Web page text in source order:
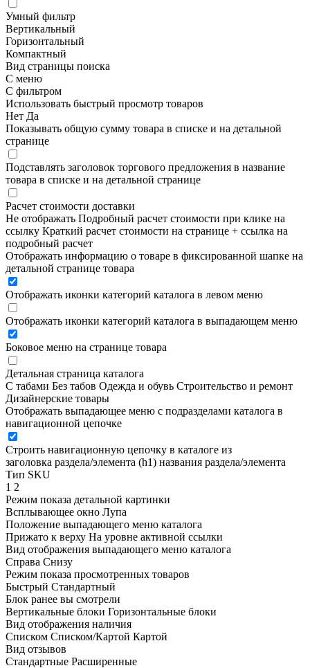
Умный фильтр
Вертикальный
Горизонтальный
Компактный
Вид страницы поиска
С меню
С фильтром
Использовать быстрый просмотр товаров
Нет Да
Показывать общую сумму товара в списке и на детальной
странице
Подставлять заголовок торгового предложения в название
товара в списке и на детальной странице
Расчет стоимости доставки
Не отображать Подробный расчет стоимости при клике на
ссылку Краткий расчет стоимости на странице + ссылка на
подробный расчет
Отображать информацию о товаре в фиксированной шапке на
детальной странице товара
Отображать иконки категорий каталога в левом меню
Отображать иконки категорий каталога в выпадающем меню
Боковое меню на странице товара
Детальная страница каталога
С табами Без табов Одежда и обувь Строительство и ремонт
Дизайнерские товары
Отображать выпадающее меню с подразделами каталога в
навигационной цепочке
Строить навигационную цепочку в каталоге из
заголовка раздела/элемента (h1) названия раздела/элемента
Тип SKU
1 2
Режим показа детальной картинки
Всплывающее окно Лупа
Положение выпадающего меню каталога
Прижато к верху На уровне активной ссылки
Вид отображения выпадающего меню каталога
Справа Снизу
Режим показа просмотренных товаров
Быстрый Стандартный
Блок ранее вы смотрели
Вертикальные блоки Горизонтальные блоки
Вид отображения наличия
Списком Списком/Картой Картой
Вид отзывов
Стандартные Расширенные